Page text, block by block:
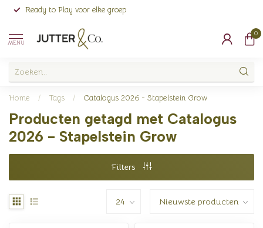
Ready to Play voor elke groep
MENU
0
Home / Tags / Catalogus 2026 - Stapelstein Grow
Producten getagd met Catalogus
2026 - Stapelstein Grow
Filters